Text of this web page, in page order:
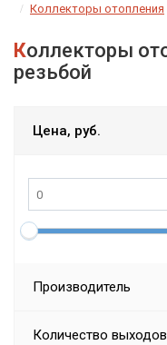
Коллекторы отопления
Коллекторы отопления с внешней
резьбой
Цена, руб.
Производитель
Количество выходов